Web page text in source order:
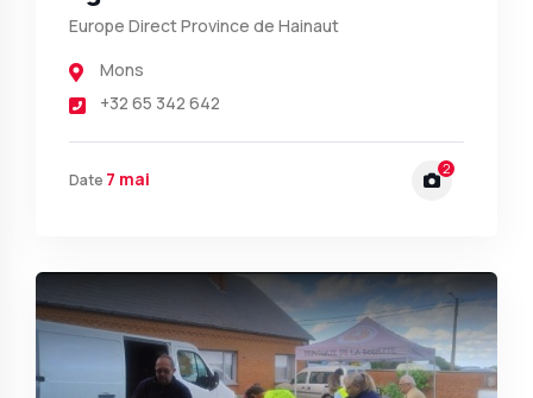
Europe Direct Province de Hainaut
Mons
+32 65 342 642
Date 7 mai 2